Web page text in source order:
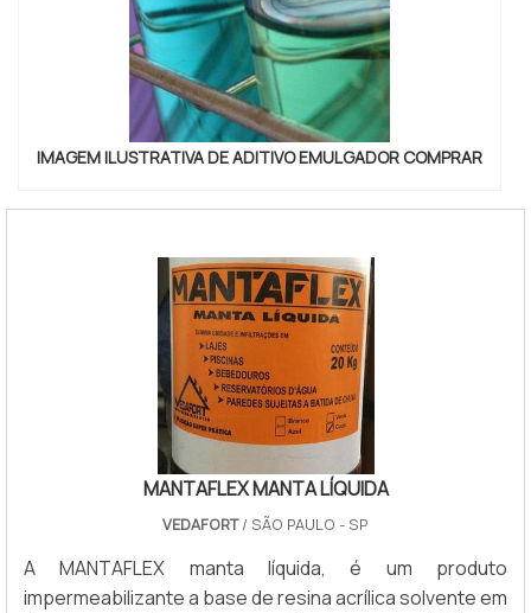
IMAGEM ILUSTRATIVA DE ADITIVO EMULGADOR COMPRAR
MANTAFLEX MANTA LÍQUIDA
VEDAFORT/ SÃO PAULO - SP
A MANTAFLEX manta líquida, é um produto
impermeabilizante a base de resina acrílica solvente em